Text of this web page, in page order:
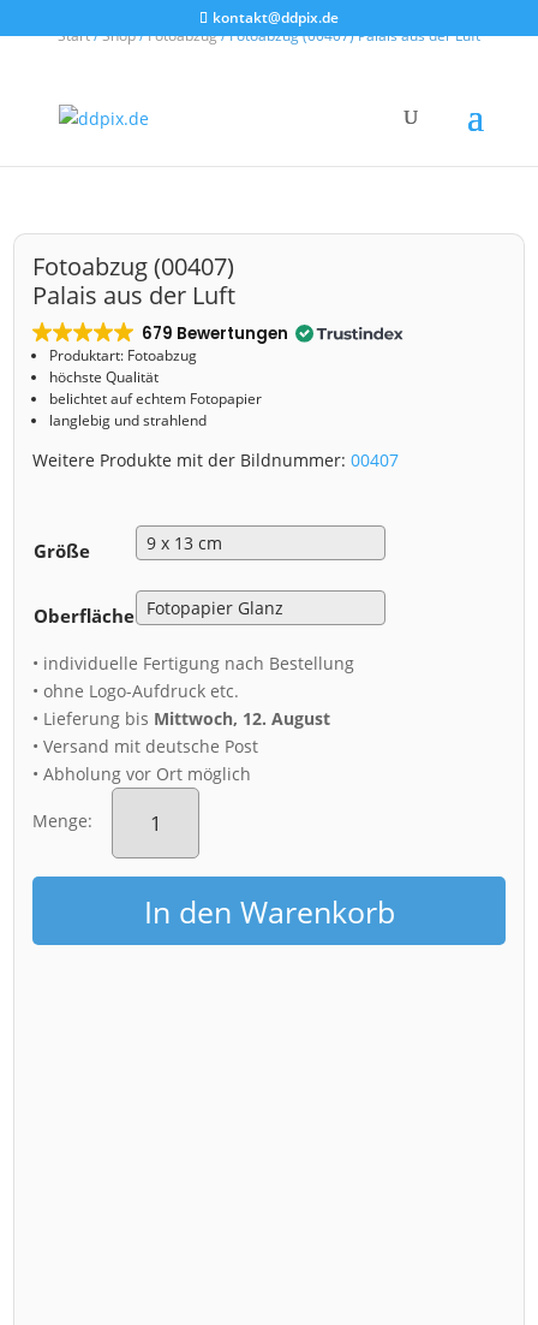
kontakt@ddpix.de
Start/Shop/Fotoabzug/ Fotoabzug (00407) Palais aus der Luft
Fotoabzug (00407)
Palais aus der Luft
679 Bewertungen
Produktart: Fotoabzug
höchste Qualität
belichtet auf echtem Fotopapier
langlebig und strahlend
Weitere Produkte mit der Bildnummer:00407
Größe
Oberfläche
• individuelle Fertigung nach Bestellung
• ohne Logo-Aufdruck etc.
• Lieferung bis Mittwoch, 12. August
• Versand mit deutsche Post
• Abholung vor Ort möglich
Menge:
Fotoabzug
(00407)
aus
der
MengeIn den Warenkorb